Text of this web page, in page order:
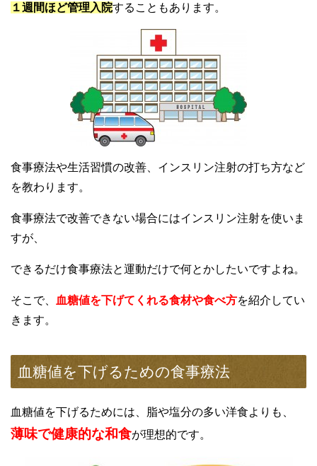
１週間ほど管理入院することもあります。
食事療法や生活習慣の改善、インスリン注射の打ち方など
を教わります。
食事療法で改善できない場合にはインスリン注射を使いま
すが、
できるだけ食事療法と運動だけで何とかしたいですよね。
そこで、 血糖値を下げてくれる食材や食べ方を紹介してい
きます。
血糖値を下げるための食事療法
血糖値を下げるためには、脂や塩分の多い洋食よりも、
薄味で健康的な和食が理想的です。